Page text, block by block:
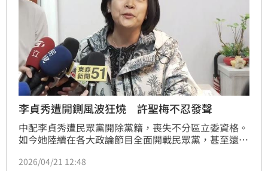
李貞秀遭開鍘風波狂燒 許聖梅不忍發聲
中配李貞秀遭民眾黨開除黨籍，喪失不分區立委資格。
如今她陸續在各大政論節目全面開戰民眾黨，甚至還延
路節目不忍談及李貞秀。
2026/04/21 12:48